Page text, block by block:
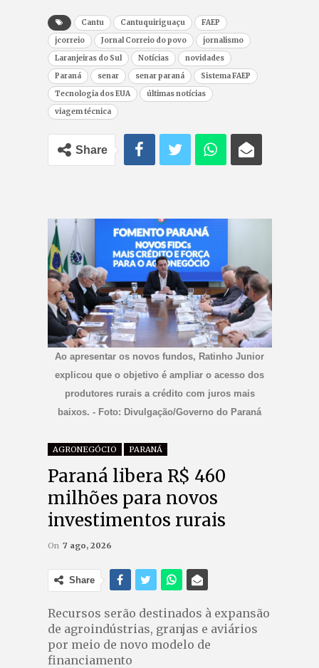
Cantu Cantuquiriguaçu
FAEP
jcorreio
Jornal Correio do povo
jornalismo
Laranjeiras do Sul
Notícias
novidades
Paraná
senar senar paraná
Sistema FAEP
Tecnologia dos EUA
últimas notícias
viagem técnica
Share
Ao apresentar os novos fundos, Ratinho Junior
explicou que o objetivo é ampliar o acesso dos
produtores rurais a crédito com juros mais
baixos. - Foto: Divulgação/Governo do Paraná
AGRONEGÓCIO PARANÁ
Paraná libera R$ 460
milhões para novos
investimentos rurais
On 7 ago, 2026
Share
Recursos serão destinados à expansão
de agroindústrias, granjas e aviários
por meio de novo modelo de
financiamento